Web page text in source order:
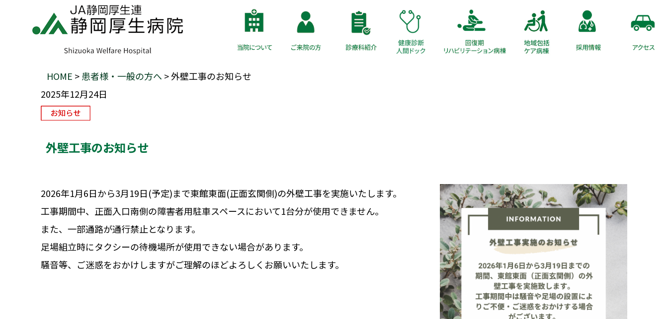
HOME > 患者様・一般の方へ > 外壁工事のお知らせ
2025年12月24日
外壁工事のお知らせ
2026年1月6日から3月19日(予定)まで東館東面(正面玄関側)の外壁工事を実施いたします。
工事期間中、正面入口南側の障害者用駐車スペースにおいて1台分が使用できません。
また、一部通路が通行禁止となります。
足場組立時にタクシーの待機場所が使用できない場合があります。
騒音等、ご迷惑をおかけしますがご理解のほどよろしくお願いいたします。